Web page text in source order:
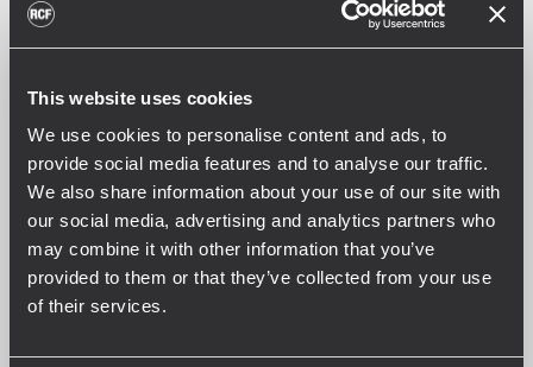
This website uses cookies
We use cookies to personalise content and ads, to
provide social media features and to analyse our traffic.
We also share information about your use of our site with
our social media, advertising and analytics partners who
may combine it with other information that you’ve
provided to them or that they’ve collected from your use
of their services.
(connecteur SPEAKON et borniers BINDING
POST). Si l’ampli se trouve en mode BRIDGE,
les chapitres « Modes de fonctionnement » et
« Câblage d’un connecteur SPEAKON » du
manuel.
3 ENTRÉE CH A
Entrée audio symétrique du canal A
(connecteur XLR femelle).